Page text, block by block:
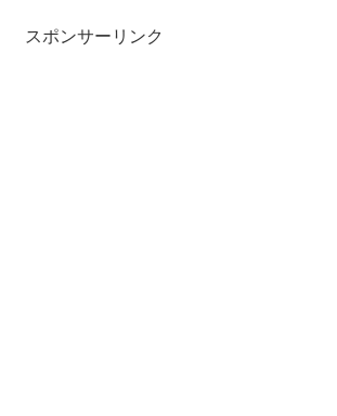
スポンサーリンク